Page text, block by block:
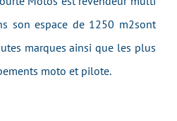
son espace de 1250 m2sont
marques ainsi que les plus
moto et pilote.